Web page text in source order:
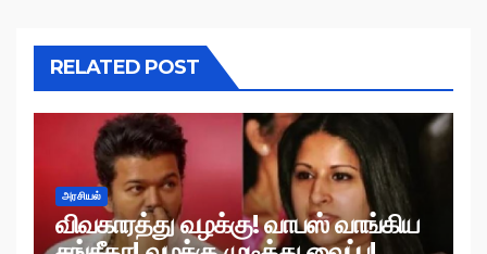
RELATED POST
அரசியல்
விவகாரத்து வழக்கு! வாபஸ் வாங்கிய